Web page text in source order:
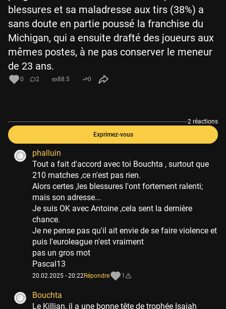
blessures et sa maladresse aux tirs (38%) a
sans doute en partie poussé la franchise du
Michigan, qui a ensuite drafté des joueurs aux
mêmes postes, à ne pas conserver le meneur
de 23 ans.
0 2 88.5 0
2 réactions
Exprimez-vous
phalluin
Tout a fait d'accord avec toi Bouchta , surtout que
210 matches ,ce n'est pas rien.
Alors certes ,les blessures l'ont fortement ralenti;
mais son adresse...
Je suis OK avec Antoine ,cela sent la dernière
chance.
Je ne pense pas qu'il ait envie de se faire violence et
puis l'euroleague n'est vraiment
pas un gros mot
Pascal13
20.02.2025 - 20:22Répondre 1
Bouchta
Le Killian, il a une bonne tête de trophée Isaiah